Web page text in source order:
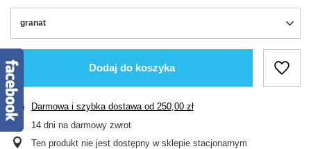
granat
Dodaj do koszyka
Darmowa i szybka dostawa od 250,00 zł
14 dni na darmowy zwrot
Ten produkt nie jest dostępny w sklepie stacjonarnym